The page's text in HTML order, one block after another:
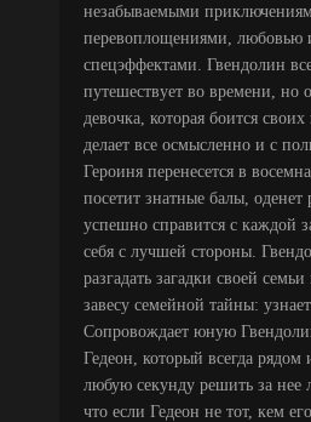
незабываемыми
перевоплощениями, любовью
спецэффектами. Гвендолин
путешествует во времени, но
девочка, которая боится
делает все осмысленно и с
Героиня перенесется в
посетит знатные балы, оденет
успешно справится с каждой
себя с лучшей стороны.
разгадать загадки своей
завесу семейной тайны:
Сопровождает юную
Гедеон, который всегда рядoм
любую секунду решить за нее
что если Гедеон не тот, кем